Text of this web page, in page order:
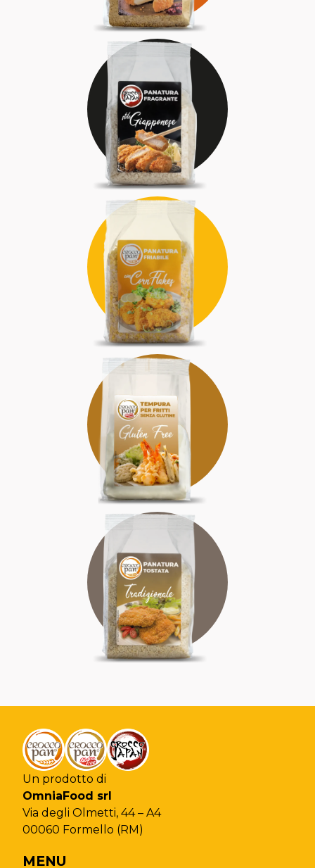
FRAGRANTE
DELICATA
RICERCATA
FRIABILE
CROCCANTISSIMA
ALLEGRA
SENZA GLUTINE
DELIZIOSA
SICURA
TRADIZIONALE
AUTENTICA
RAFFINATA
Chiudi la ricerca
Un prodotto di
OmniaFood srl
Via degli Olmetti, 44 – A4
00060 Formello (RM)
MENU